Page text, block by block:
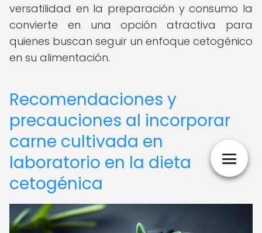
versatilidad en la preparación y consumo la
convierte en una opción atractiva para
quienes buscan seguir un enfoque cetogénico
en su alimentación.
Recomendaciones y
precauciones al incorporar
carne cultivada en
laboratorio en la dieta
cetogénica